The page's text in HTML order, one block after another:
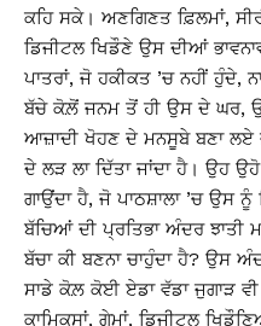
ਕਹਿ ਸਕੇ। ਅਣਗਿਣਤ ਫ਼ਿਲਮਾਂ,
ਡਿਜੀਟਲ ਖਿਡੌਣੇ ਉਸ ਦੀਆਂ
ਪਾਤਰਾਂ, ਜੋ ਹਕੀਕਤ ’ਚ ਨਹੀਂ ਹੁੰਦੇ,
ਬੱਚੇ ਕੋਲ਼ੋਂ ਜਨਮ ਤੋਂ ਹੀ ਉਸ ਦੇ ਘਰ,
ਆਜ਼ਾਦੀ ਖੋਹਣ ਦੇ ਮਨਸੂਬੇ ਬਣਾ
ਦੇ ਲੜ ਲਾ ਦਿੱਤਾ ਜਾਂਦਾ ਹੈ। ਉਹ
ਗਾਉਂਦਾ ਹੈ, ਜੋ ਪਾਠਸ਼ਾਲਾ ’ਚ ਉਸ
ਬੱਚਿਆਂ ਦੀ ਪ੍ਰਤਿਭਾ ਅੰਦਰ ਝਾਤੀ
ਬੱਚਾ ਕੀ ਬਣਨਾ ਚਾਹੁੰਦਾ ਹੈ? ਉਸ
ਸਾਡੇ ਕੋਲ਼ ਕੋਈ ਏਡਾ ਵੱਡਾ ਜੁਗਾੜ
ਕਾਮਿਕਸਾਂ, ਗੇਮਾਂ, ਡਿਜੀਟਲ